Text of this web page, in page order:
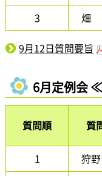
3 畑
9月12日質問要旨
6月定例会
質問順 質
1
狩